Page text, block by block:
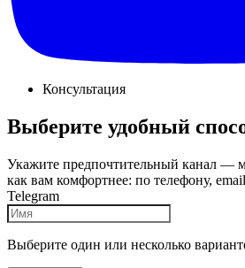
Консультация
Выберите удобный
Укажите предпочтительный канал —
как вам комфортнее: по телефону,
Telegram
Выберите один или несколько